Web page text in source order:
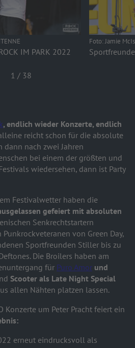
IM PARK 2022
Foto: Jamie
1 / 38
, endlich wieder Konzerte, endlich
reicht schon für die absolute
dann nach zwei Jahren
bei einem der größten und
wiedersehen, dann ist Party
Festivalwetter haben die
gefeiert mit absoluten
Senkrechtstartern
von Green Day,
Sportfreunden Stiller bis zu
Die Broilers haben am
für Puro Amor und
Scooter als Late Night Special
allen Nähten platzen lassen.
Konzerte um Peter Pracht feiert ein
erneut eindrucksvoll als